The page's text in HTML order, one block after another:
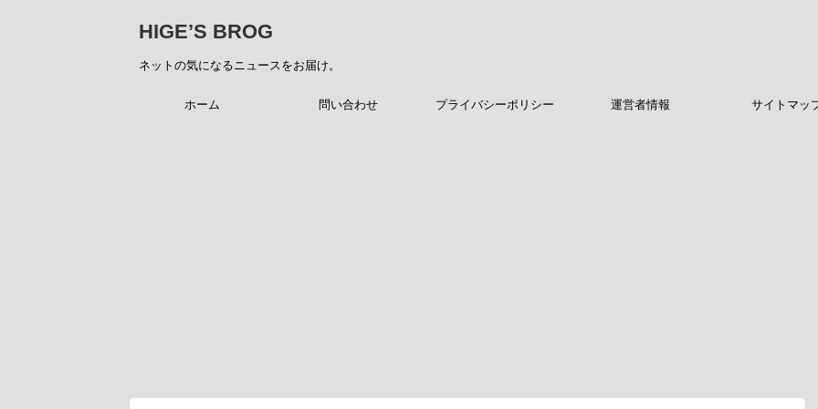
HIGE’S BROG
ネットの気になるニュースをお届け。
ホーム 問い合わせ プライバシーポリシー 運営者情報 サイトマッ